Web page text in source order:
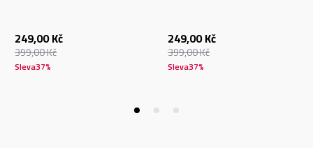
249,00 Kč
399,00Kč
Sleva37%
249,00 Kč
399,00Kč
Sleva37%